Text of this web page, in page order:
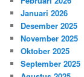
Januari 2026
Desember 2025
November 2025
Oktober 2025
September 2025